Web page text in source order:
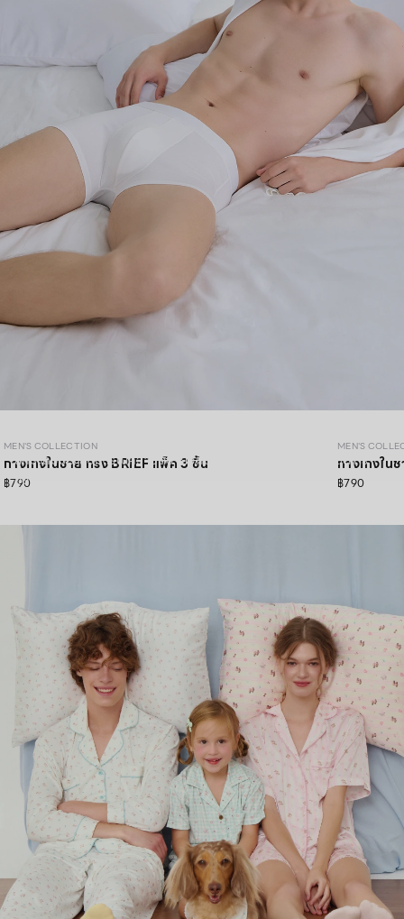
ยกระดับประสบการณ์ความสบายอีกขั้น ด้วยวัสดุคุณภาพสูงและการ
ออกแบบที่ใส่ใจทุกรายละเอียด
MEN'S COLLECTION
กางเกงในชาย ทรง BRIEF แพ็ค 3 ชิ้น
฿790
MEN'S
กางเกงใน
฿790